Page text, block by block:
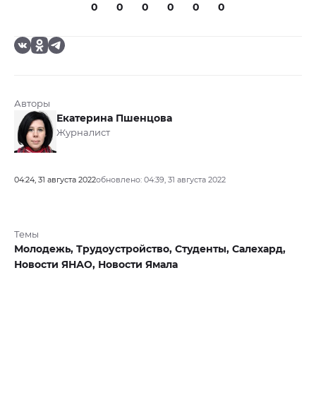
0 0 0 0 0 0
Авторы
Екатерина Пшенцова
Журналист
04:24, 31 августа 2022обновлено: 04:39, 31 августа 2022
Темы
Молодежь, Трудоустройство, Студенты, Салехард,
Новости ЯНАО, Новости Ямала